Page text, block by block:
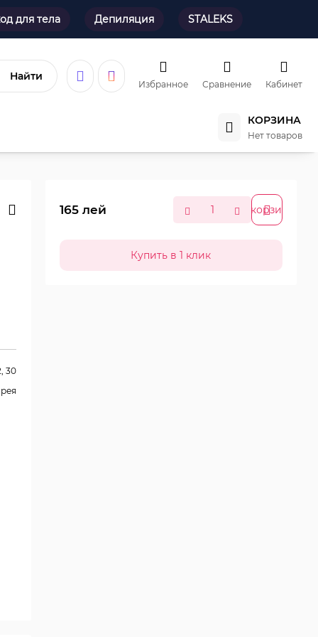
для тела Депиляция STALEKS
Найти
Избранное Сравнение Кабинет
КОРЗИНА
Нет товаров
165лей В корзину
30